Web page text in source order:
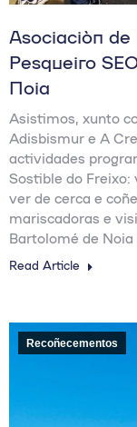
Asociación
Pesqueiro
Noia
Asistimos, xunto
Adisbismur e A
actividades
Sostible do Freixo:
ver de cerca e
mariscadoras e
Bartolomé de Noia
Read Article
Recoñecementos